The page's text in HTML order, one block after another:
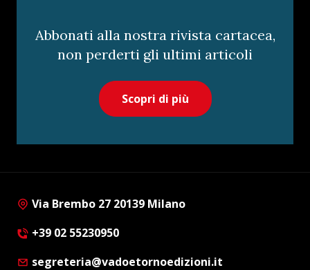
Abbonati alla nostra rivista cartacea,
non perderti gli ultimi articoli
Scopri di più
Via Brembo 27 20139 Milano
+39 02 55230950
segreteria@vadoetornoedizioni.it